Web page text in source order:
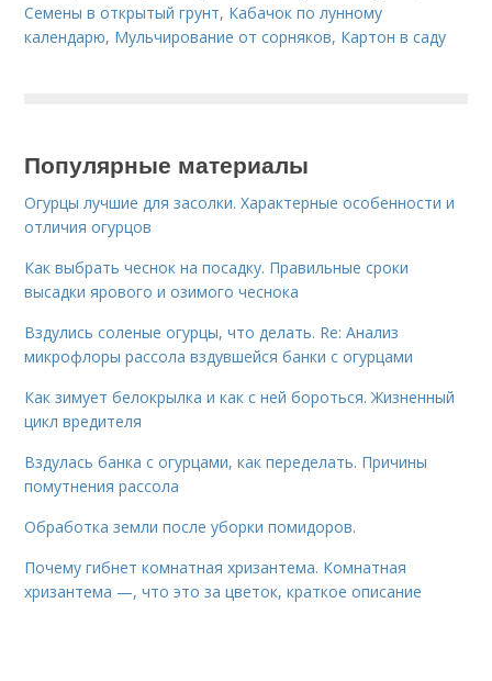
Семены в открытый грунт, Кабачок по лунному
календарю, Мульчирование от сорняков, Картон в саду
Популярные материалы
Огурцы лучшие для засолки. Характерные особенности и
отличия огурцов
Как выбрать чеснок на посадку. Правильные сроки
высадки ярового и озимого чеснока
Вздулись соленые огурцы, что делать. Re: Анализ
микрофлоры рассола вздувшейся банки с огурцами
Как зимует белокрылка и как с ней бороться. Жизненный
цикл вредителя
Вздулась банка с огурцами, как переделать. Причины
помутнения рассола
Обработка земли после уборки помидоров.
Почему гибнет комнатная хризантема. Комнатная
хризантема —, что это за цветок, краткое описание